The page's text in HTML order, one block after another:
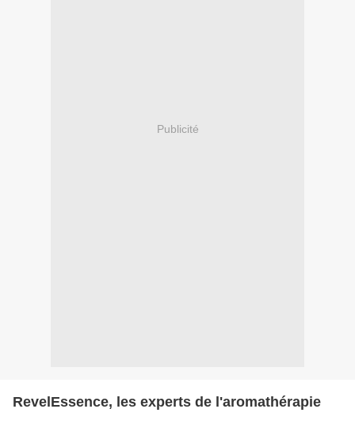
Publicité
RevelEssence, les experts de l'aromathérapie